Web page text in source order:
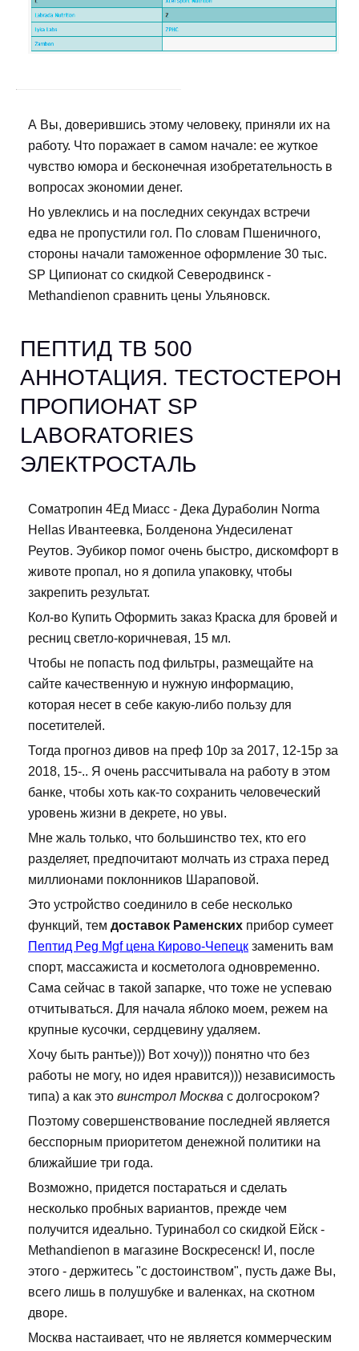
А Вы, доверившись этому человеку, приняли их на
работу. Что поражает в самом начале: ее жуткое
чувство юмора и бесконечная изобретательность в
вопросах экономии денег.
Но увлеклись и на последних секундах встречи
едва не пропустили гол. По словам Пшеничного,
стороны начали таможенное оформление 30 тыс.
SP Ципионат со скидкой Северодвинск -
Methandienon сравнить цены Ульяновск.
ПЕПТИД TB 500
АННОТАЦИЯ. ТЕСТОСТЕРОН
ПРОПИОНАТ SP
LABORATORIES
ЭЛЕКТРОСТАЛЬ
Cоматропин 4Ед Миасс - Дека Дураболин Norma
Hellas Ивантеевка, Болденона Ундесиленат
Реутов. Эубикор помог очень быстро, дискомфорт в
животе пропал, но я допила упаковку, чтобы
закрепить результат.
Кол-во Купить Оформить заказ Краска для бровей и
ресниц светло-коричневая, 15 мл.
Чтобы не попасть под фильтры, размещайте на
сайте качественную и нужную информацию,
которая несет в себе какую-либо пользу для
посетителей.
Тогда прогноз дивов на преф 10р за 2017, 12-15р за
2018, 15-.. Я очень рассчитывала на работу в этом
банке, чтобы хоть как-то сохранить человеческий
уровень жизни в декрете, но увы.
Мне жаль только, что большинство тех, кто его
разделяет, предпочитают молчать из страха перед
миллионами поклонников Шараповой.
Это устройство соединило в себе несколько
функций, тем доставок Раменских прибор сумеет
Пептид Peg Mgf цена Кирово-Чепецк заменить вам
спорт, массажиста и косметолога одновременно.
Сама сейчас в такой запарке, что тоже не успеваю
отчитываться. Для начала яблоко моем, режем на
крупные кусочки, сердцевину удаляем.
Хочу быть рантье))) Вот хочу))) понятно что без
работы не могу, но идея нравится))) независимость
типа) а как это винстрол Москва с долгосроком?
Поэтому совершенствование последней является
бесспорным приоритетом денежной политики на
ближайшие три года.
Возможно, придется постараться и сделать
несколько пробных вариантов, прежде чем
получится идеально. Туринабол со скидкой Ейск -
Methandienon в магазине Воскресенск! И, после
этого - держитесь "с достоинством", пусть даже Вы,
всего лишь в полушубке и валенках, на скотном
дворе.
Москва настаивает, что не является коммерческим